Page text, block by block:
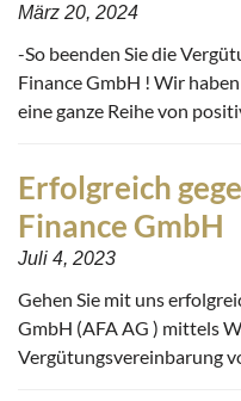
März 20, 2024
-So beenden Sie die
Finance GmbH ! Wir
eine ganze Reihe von
Erfolgreich
Finance GmbH
Juli 4, 2023
Gehen Sie mit uns
GmbH (AFA AG ) mittels
Vergütungsvereinbarung